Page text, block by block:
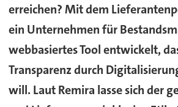
erreichen? Mit dem
ein Unternehmen für
webbasiertes Tool entwickelt,
Transparenz durch
will. Laut Remira lasse sich der